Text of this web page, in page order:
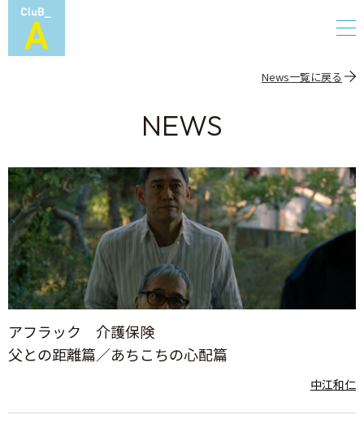
News一覧に戻る
NEWS
アフラック 介護保険
父との距離篇／あちこちの心配篇
中江和仁